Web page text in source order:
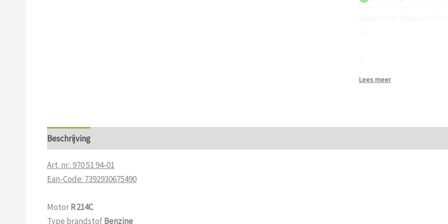
Cm
Maaidek
Vragen over Husqvarna
Lees meer
Beschrijving
Art. nr.: 970 51 94‑01
Ean-Code: 7392930675490
MotorR 214C
Type brandstofBenzine